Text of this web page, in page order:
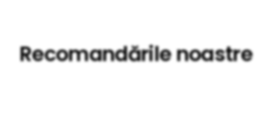
Recomandările noastre